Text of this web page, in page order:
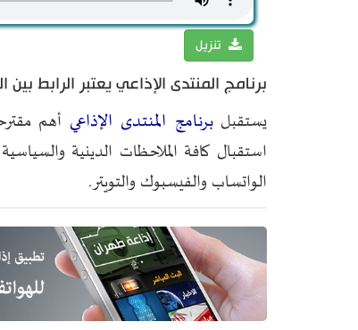
تنزيل
برنامج المنتدى الإذاعي يعتبر الرابط
يستقبلبرنامج المنتدى الإذاعي أهم
استقبال كافة الملاحظات الدينية
الواتساب والفيسبوك والتويتر.